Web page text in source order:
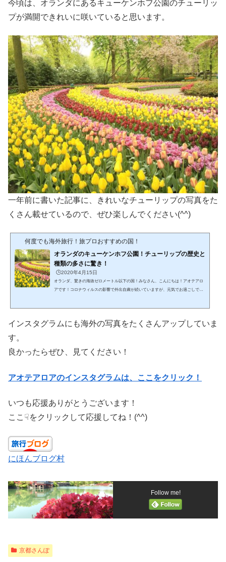
今頃は、オランダにあるキューケンホフ公園のチューリッ
プが満開できれいに咲いていると思います。
一年前に書いた記事に、きれいなチューリップの写真をた
くさん載せているので、ぜひ楽しんでください(^^)
何度でも海外旅行！旅プロおすすめの国！
オランダのキューケンホフ公園！チューリップの歴史と
種類の多さに驚き！
🕒️2020年4月15日
オランダ、驚きの海抜ゼロメートル以下の国！みなさん、こんにちは！アオテアロ
アです！コロナウィルスの影響で外出自粛が続いていますが、元気でお過ごしでし
Mオランダ航空の直行便で首都アムステルダムまでは約11～12時間のフライトで
インスタグラムにも海外の写真をたくさんアップしていま
す。
良かったらぜひ、見てください！
アオテアロアのインスタグラムは、ここをクリック！
いつも応援ありがとうございます！
ここ☟をクリックして応援してね！(^^)
にほんブログ村
Follow me!
京都さんぽ